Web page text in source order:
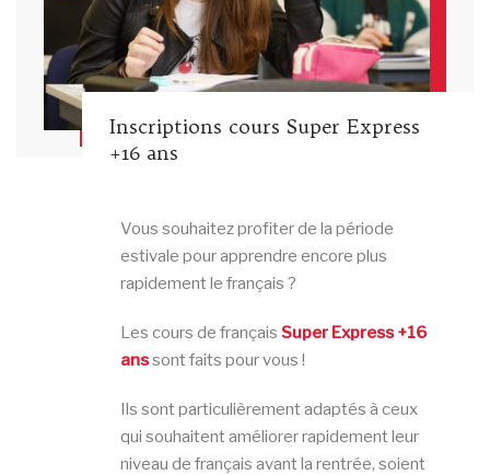
Inscriptions cours Super Express
+16 ans
Vous souhaitez profiter de la période
estivale pour apprendre encore plus
rapidement le français ?
Les cours de français Super Express +16
anssont faits pour vous !
Ils sont particulièrement adaptés à ceux
qui souhaitent améliorer rapidement leur
niveau de français avant la rentrée, soient